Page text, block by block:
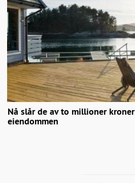
Nå slår de av to millioner
eiendommen